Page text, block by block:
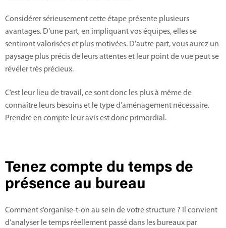
Considérer sérieusement cette étape présente plusieurs
avantages. D’une part, en impliquant vos équipes, elles se
sentiront valorisées et plus motivées. D’autre part, vous aurez un
paysage plus précis de leurs attentes et leur point de vue peut se
révéler très précieux.
C’est leur lieu de travail, ce sont donc les plus à même de
connaître leurs besoins et le type d’aménagement nécessaire.
Prendre en compte leur avis est donc primordial.
Tenez compte du temps de
présence au bureau
Comment s’organise-t-on au sein de votre structure ? Il convient
d’analyser le temps réellement passé dans les bureaux par